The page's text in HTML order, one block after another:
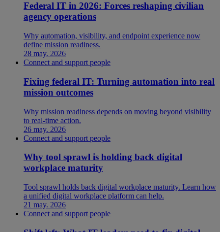
Federal IT in 2026: Forces reshaping civilian
agency operations
Why automation, visibility, and endpoint experience now
define mission readiness.
28 may. 2026
Connect and support people
Fixing federal IT: Turning automation into real
mission outcomes
Why mission readiness depends on moving beyond visibility
to real-time action.
26 may. 2026
Connect and support people
Why tool sprawl is holding back digital
workplace maturity
Tool sprawl holds back digital workplace maturity. Learn how
a unified digital workplace platform can help.
21 may. 2026
Connect and support people